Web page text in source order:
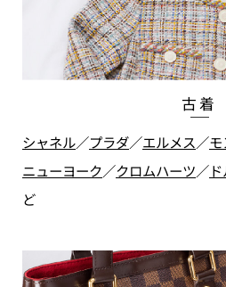
古着
シャネル／プラダ／エルメス／
ニューヨーク／クロムハーツ／
ど